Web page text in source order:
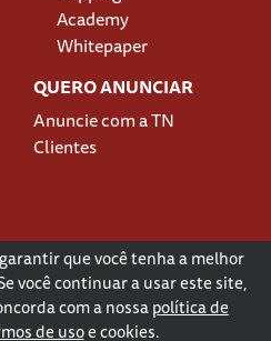
Academy
Whitepaper
QUERO ANUNCIAR
Anuncie com a TN
Clientes
que você tenha a melhor
você continuar a usar este site,
com a nossapolítica de
de usoe cookies.